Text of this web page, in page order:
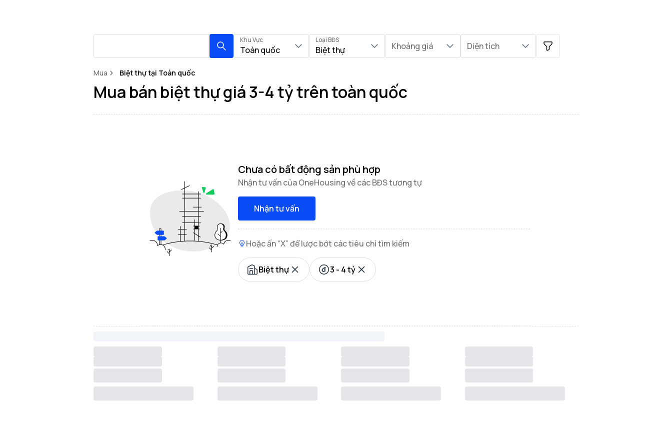
Khu Vực
Toàn quốc
Loại BĐS
Biệt thự Khoảng giá Diện tích
Mua Biệt thự tại Toàn quốc
Mua bán biệt thự giá 3-4 tỷ trên toàn quốc
Chưa có bất động sản phù hợp
Nhận tư vấn của OneHousing về các BĐS tương tự
Nhận tư vấn
Hoặc ấn “X” để lược bớt các tiêu chí tìm kiếm
Biệt thự 3 - 4 tỷ